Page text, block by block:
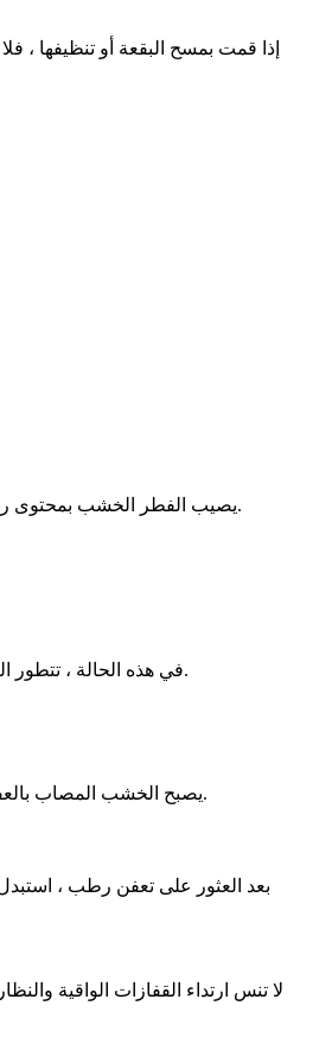
إذا قمت بمسح البقعة أو تنظيفها ،
يصيب الفطر الخشب بمحتوى رطوبة أقل بكثير من العفن الرطب ، ولكن فقط في الأماكن المظلمة ، سيئة التهوية وإذا استقر العفن الجاف في الهياكل الخشبية ، فهناك حاجة إلى إجراءات مضادة عاجلة.
في هذه الحالة ، تتطور العدوى بسرعة كبيرة - حتى 150 مم. شهريا. إذا استقر التعفن الجاف ، مثبتًا ، فإنه يشكل فطرًا متجعدًا يحمل فطيرة حاملة فطيرة بلون بني ، مع حواف خارجية بيضاء ناعمة.
يصبح الخشب المصاب بالعفن الجاف مظلمًا وهشًا ، وتظهر تشققات على طول الألياف وعبرها ، وتكون نتيجة الفطريات هي كسر الشجرة. في الوقت نفسه ، يمكن للخشب المطلي أن يشوه ويفشل.
بعد العثور على تعفن رطب ،
لا تنس ارتداء القفازات الواقية